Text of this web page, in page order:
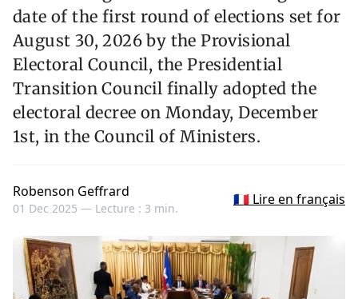
date of the first round of elections set for
August 30, 2026 by the Provisional
Electoral Council, the Presidential
Transition Council finally adopted the
electoral decree on Monday, December
1st, in the Council of Ministers.
Robenson Geffrard
01 Dec 2025 — Lecture : 3 min.
🇫🇷 Lire en français